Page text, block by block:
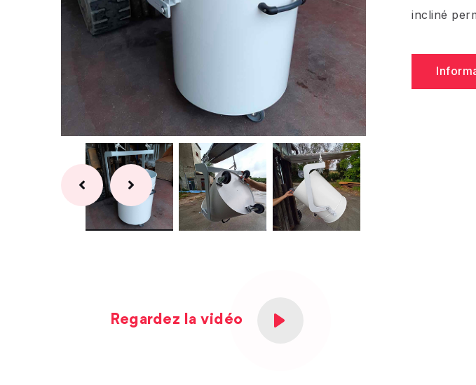
Regardez la vidéo
incliné